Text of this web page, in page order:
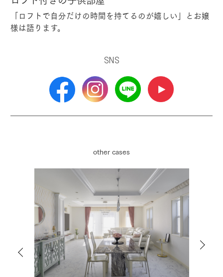
「ロフトで自分だけの時間を持てるのが嬉しい」とお嬢
様は語ります。
SNS
other cases